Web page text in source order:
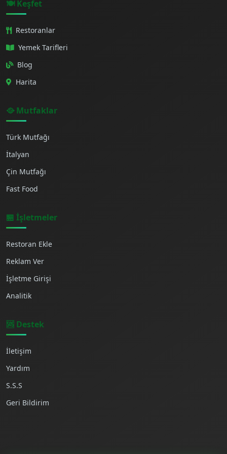
🍽️ Keşfet
Restoranlar
Yemek Tarifleri
Blog
Harita
🥘 Mutfaklar
Türk Mutfağı
İtalyan
Çin Mutfağı
Fast Food
🏪 İşletmeler
Restoran Ekle
Reklam Ver
İşletme Girişi
Analitik
🆘 Destek
İletişim
Yardım
S.S.S
Geri Bildirim